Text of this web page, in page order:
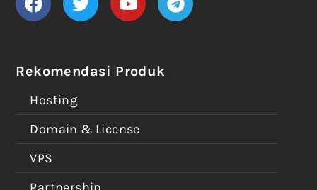
Rekomendasi Produk
Hosting
Domain & License
VPS